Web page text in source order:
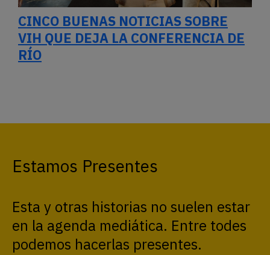
CINCO BUENAS NOTICIAS SOBRE
VIH QUE DEJA LA CONFERENCIA DE
RÍO
Estamos Presentes
Esta y otras historias no suelen estar
en la agenda mediática. Entre todes
podemos hacerlas presentes.